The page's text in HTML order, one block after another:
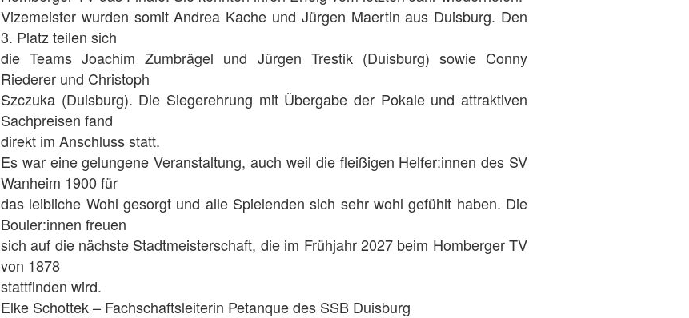
Vizemeister wurden somit Andrea Kache und Jürgen Maertin aus Duisburg. Den
3. Platz teilen sich
die Teams Joachim Zumbrägel und Jürgen Trestik (Duisburg) sowie Conny
Riederer und Christoph
Szczuka (Duisburg). Die Siegerehrung mit Übergabe der Pokale und attraktiven
Sachpreisen fand
direkt im Anschluss statt.
Es war eine gelungene Veranstaltung, auch weil die fleißigen Helfer:innen des SV
Wanheim 1900 für
das leibliche Wohl gesorgt und alle Spielenden sich sehr wohl gefühlt haben. Die
Bouler:innen freuen
sich auf die nächste Stadtmeisterschaft, die im Frühjahr 2027 beim Homberger TV
von 1878
stattfinden wird.
Elke Schottek – Fachschaftsleiterin Petanque des SSB Duisburg